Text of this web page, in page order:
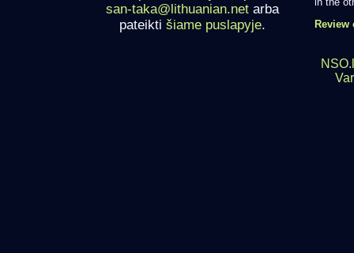
san-taka@lithuanian.net arba
pateikti šiame puslapyje.